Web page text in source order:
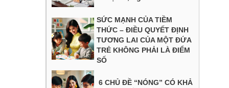
SỨC MẠNH CỦA TIỀM
THỨC – ĐIỀU QUYẾT ĐỊNH
TƯƠNG LAI CỦA MỘT ĐỨA
TRẺ KHÔNG PHẢI LÀ ĐIỂM
SỐ
6 CHỦ ĐỀ “NÓNG” CÓ KHẢ